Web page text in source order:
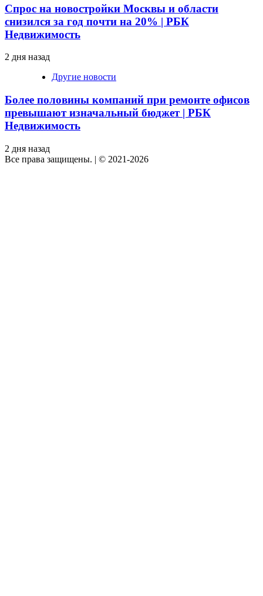
Спрос на новостройки Москвы и области
снизился за год почти на 20% | РБК
Недвижимость
2 дня назад
Другие новости
Более половины компаний при ремонте офисов
превышают изначальный бюджет | РБК
Недвижимость
2 дня назад
Все права защищены. | © 2021-2026